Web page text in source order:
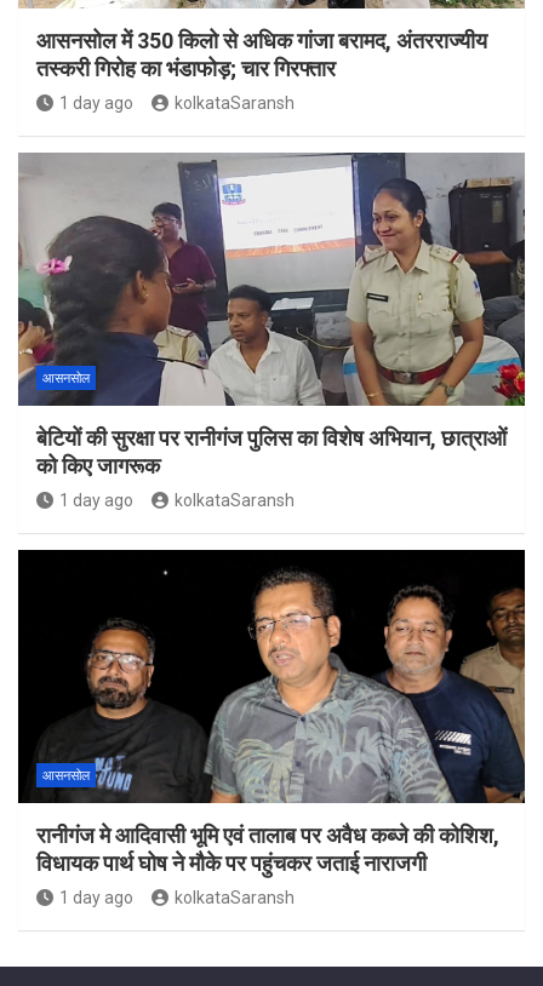
आसनसोल में 350 किलो से अधिक गांजा बरामद, अंतरराज्यीय
तस्करी गिरोह का भंडाफोड़; चार गिरफ्तार
1 day ago kolkataSaransh
आसनसोल
बेटियों की सुरक्षा पर रानीगंज पुलिस का विशेष अभियान, छात्राओं
को किए जागरूक
1 day ago kolkataSaransh
आसनसोल
रानीगंज मे आदिवासी भूमि एवं तालाब पर अवैध कब्जे की कोशिश,
विधायक पार्थ घोष ने मौके पर पहुंचकर जताई नाराजगी
1 day ago kolkataSaransh